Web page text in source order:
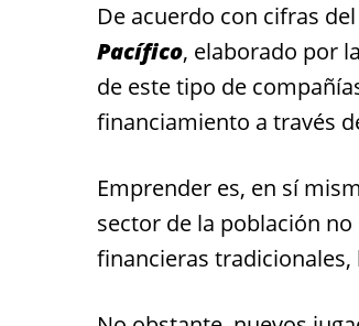
De acuerdo con cifras
Pacífico, elaborado por
de este tipo de
financiamiento a través
Emprender es, en sí
sector de la población
financieras